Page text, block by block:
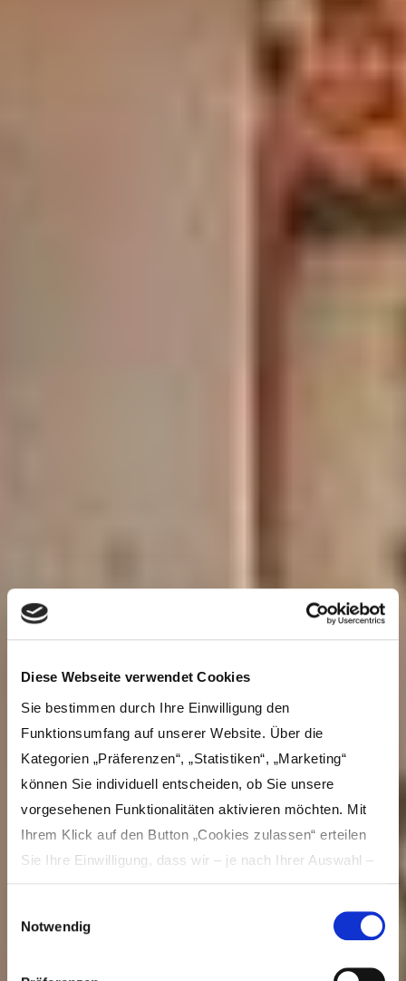
Diese Webseite verwendet Cookies
Sie bestimmen durch Ihre Einwilligung den
Funktionsumfang auf unserer Website. Über die
Kategorien „Präferenzen“, „Statistiken“, „Marketing“
können Sie individuell entscheiden, ob Sie unsere
vorgesehenen Funktionalitäten aktivieren möchten. Mit
Ihrem Klick auf den Button „Cookies zulassen“ erteilen
Sie Ihre Einwilligung, dass wir – je nach Ihrer Auswahl –
soziale Medien anbieten und Ihre Zugriffe auf unsere
Website analysieren und dabei Cookies verwenden
Notwendig